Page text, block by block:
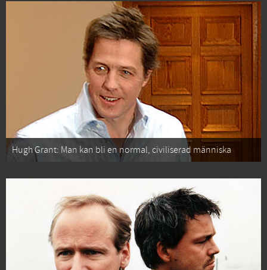
Hugh Grant: Man kan bli en normal, civiliserad människa